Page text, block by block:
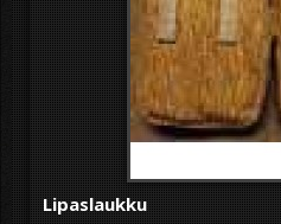
Lipaslaukku